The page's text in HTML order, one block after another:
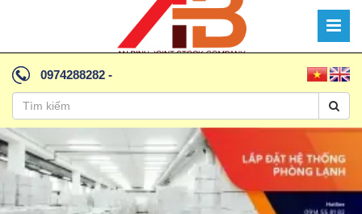
0974288282 -